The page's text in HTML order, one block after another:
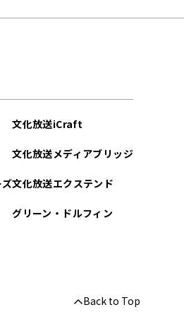
文化放送iCraft
文化放送メディアブリッジ
文化放送エクステンド
グリーン・ドルフィン
Back to Top